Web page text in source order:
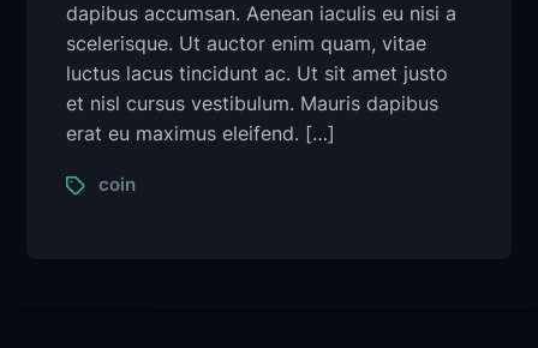
dapibus accumsan. Aenean iaculis eu nisi a
scelerisque. Ut auctor enim quam, vitae
luctus lacus tincidunt ac. Ut sit amet justo
et nisl cursus vestibulum. Mauris dapibus
erat eu maximus eleifend. […]
coin